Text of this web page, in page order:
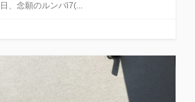
、念願のルンバi7(...